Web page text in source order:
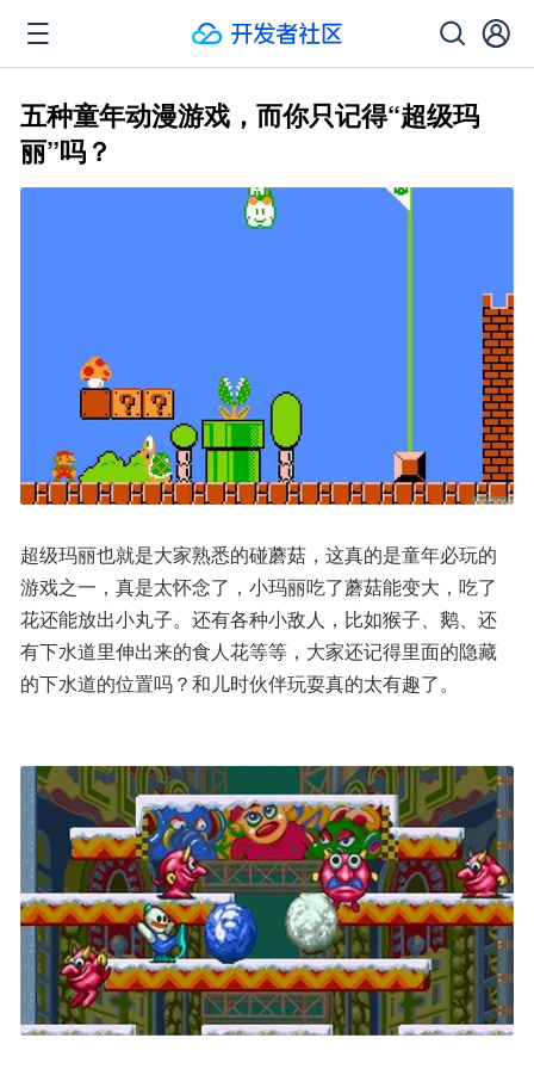
五种童年动漫游戏，而你只记得“超级玛
丽”吗？
超级玛丽也就是大家熟悉的碰蘑菇，这真的是童年必玩的
游戏之一，真是太怀念了，小玛丽吃了蘑菇能变大，吃了
花还能放出小丸子。还有各种小敌人，比如猴子、鹅、还
有下水道里伸出来的食人花等等，大家还记得里面的隐藏
的下水道的位置吗？和儿时伙伴玩耍真的太有趣了。